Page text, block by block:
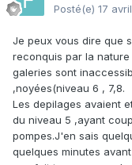
Posté(e) 17
Je peux vous dire que
reconquis par la
galeries sont
,noyées(niveau 6 , 7,8.
Les depilages avaient
du niveau 5 ,ayant
pompes.J'en sais
quelques minutes